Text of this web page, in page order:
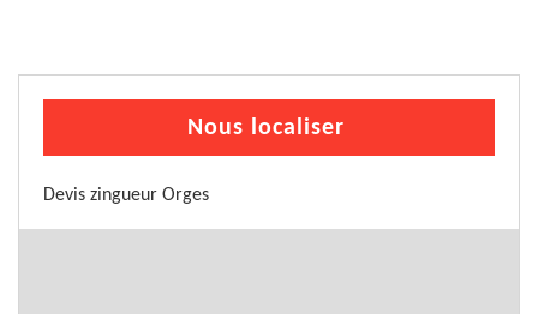
Nous localiser
Devis zingueur Orges